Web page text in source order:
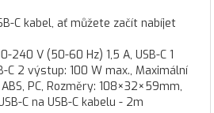
C kabel, ať můžete začít nabíjet
240 V (50-60 Hz) 1,5 A, USB-C 1
C 2 výstup: 100 W max., Maximální
PC, Rozměry: 108×32×59mm,
C na USB-C kabelu - 2m